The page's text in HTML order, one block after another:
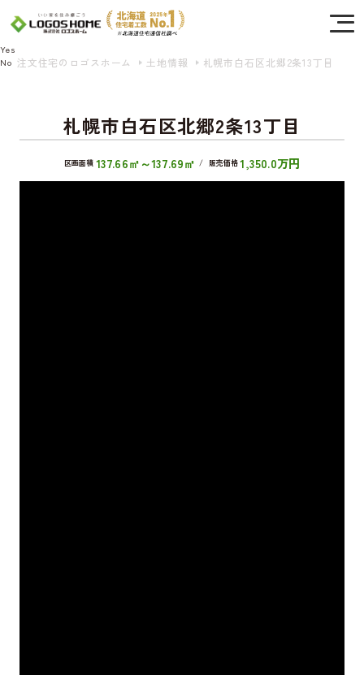
注文住宅のロゴスホーム 土地情報 札幌市白石区北郷2条13丁目
札幌市白石区北郷2条13丁目
区画面積 137.66㎡～137.69㎡ / 販売価格1,350.0万円
Cookie を使用して、お客様の活動を追跡してもよろしいですか? 当社ではお客様の
プライバシーを極めて重視しています。詳細について、およびご質問がある場合
は、当社のプライバシーポリシーをご覧ください。
Yes
No